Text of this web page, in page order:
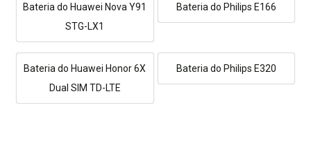
Bateria do Huawei Nova Y91
STG-LX1
Bateria do Philips E166
Bateria do Huawei Honor 6X
Dual SIM TD-LTE
Bateria do Philips E320